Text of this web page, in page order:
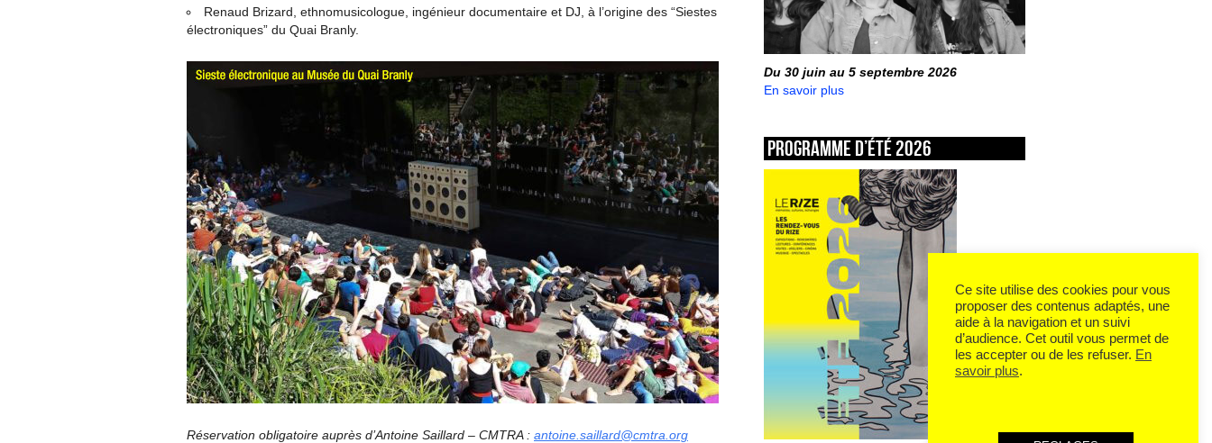
Renaud Brizard, ethnomusicologue, ingénieur documentaire et DJ, à l’origine des “Siestes
électroniques” du Quai Branly.
Réservation obligatoire auprès d’Antoine Saillard – CMTRA : antoine.saillard@cmtra.org
Du 30 juin au 5 septembre 2026
En savoir plus
Programme d’été 2026
Ce site utilise des cookies pour vous
proposer des contenus adaptés, une
aide à la navigation et un suivi
d’audience. Cet outil vous permet de
les accepter ou de les refuser. En
savoir plus.